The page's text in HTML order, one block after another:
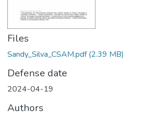
Files
Sandy_Silva_CSAM.pdf(2.39 MB)
Defense date
2024-04-19
Authors